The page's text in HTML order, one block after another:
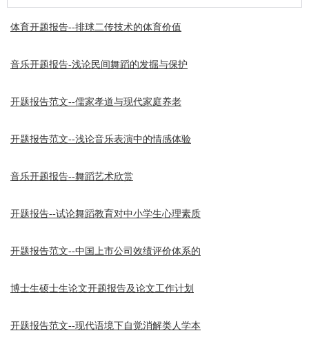
体育开题报告--排球二传技术的体育价值
音乐开题报告-浅论民间舞蹈的发掘与保护
开题报告范文--儒家孝道与现代家庭养老
开题报告范文--浅论音乐表演中的情感体验
音乐开题报告--舞蹈艺术欣赏
开题报告--试论舞蹈教育对中小学生心理素质
开题报告范文--中国上市公司效绩评价体系的
博士生硕士生论文开题报告及论文工作计划
开题报告范文--现代语境下自觉消解类人学本